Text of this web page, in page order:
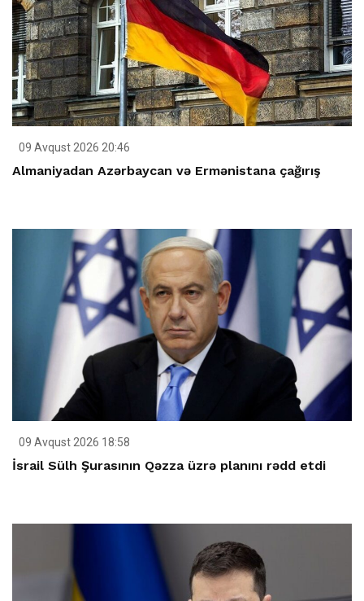
09 Avqust 2026 20:46
Almaniyadan Azərbaycan və Ermənistana çağırış
09 Avqust 2026 18:58
İsrail Sülh Şurasının Qəzza üzrə planını rədd etdi